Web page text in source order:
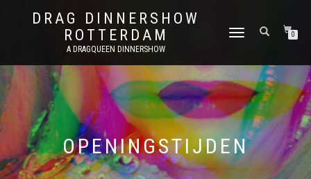
DRAG DINNERSHOW
ROTTERDAM
A DRAGQUEEN DINNERSHOW
SCHAKEL
0
OPENINGSTIJDEN